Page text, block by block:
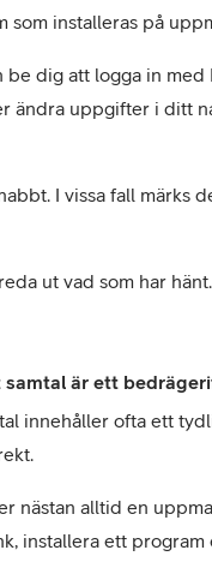
som installeras på
be dig att logga in
ändra uppgifter i ditt
I vissa fall märks
ut vad som har
samtal är ett
innehåller ofta ett
nästan alltid en
installera ett